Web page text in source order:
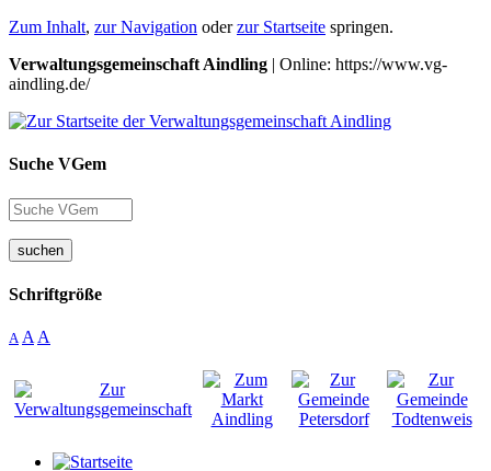
Zum Inhalt, zur Navigation oderzur Startseite springen.
Verwaltungsgemeinschaft Aindling | Online: https://www.vg-
aindling.de/
Suche VGem
suchen
Schriftgröße
A A A